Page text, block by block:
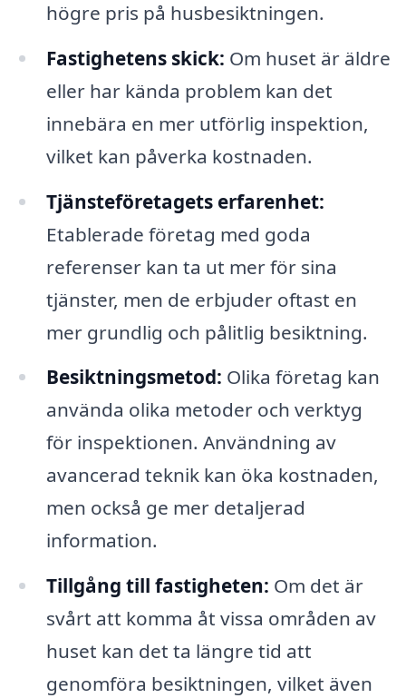
högre pris på husbesiktningen.
Fastighetens skick: Om huset är äldre
eller har kända problem kan det
innebära en mer utförlig inspektion,
vilket kan påverka kostnaden.
Tjänsteföretagets erfarenhet:
Etablerade företag med goda
referenser kan ta ut mer för sina
tjänster, men de erbjuder oftast en
mer grundlig och pålitlig besiktning.
Besiktningsmetod: Olika företag kan
använda olika metoder och verktyg
för inspektionen. Användning av
avancerad teknik kan öka kostnaden,
men också ge mer detaljerad
information.
Tillgång till fastigheten: Om det är
svårt att komma åt vissa områden av
huset kan det ta längre tid att
genomföra besiktningen, vilket även